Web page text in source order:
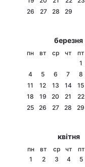
26
27 28 29
березня
пн вт ср чт пт
1
4
5 6 7 8
11
12 13 14 15
18
19 20 21 22
25
26 27 28 29
квітня
пн вт ср чт пт
1
2 3 4 5